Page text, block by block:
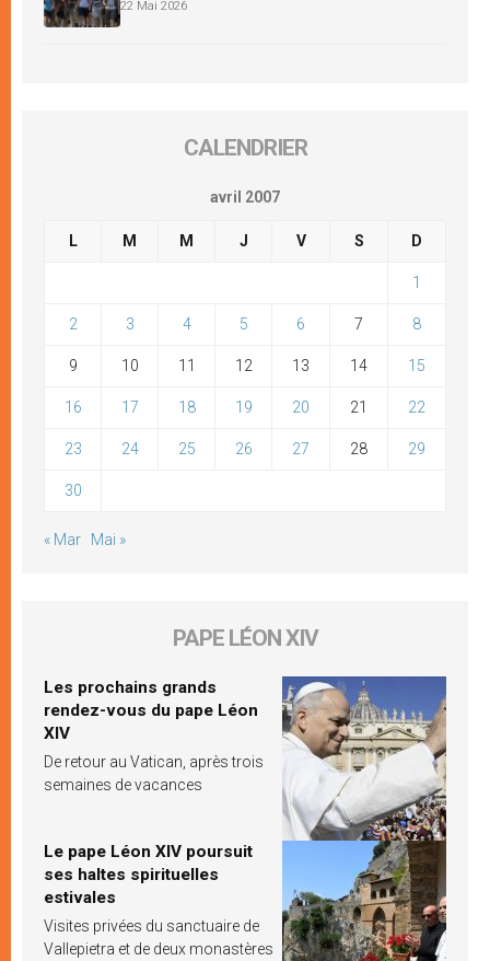
22 Mai 2026
CALENDRIER
avril 2007
L M M J V S D
1
2 3 4 5 6 7 8
9 10 11 12 13 14 15
16 17 18 19 20 21 22
23 24 25 26 27 28 29
30
« Mar Mai »
PAPE LÉON XIV
Les prochains grands
rendez-vous du pape Léon
XIV
De retour au Vatican, après trois
semaines de vacances
Le pape Léon XIV poursuit
ses haltes spirituelles
estivales
Visites privées du sanctuaire de
Vallepietra et de deux monastères